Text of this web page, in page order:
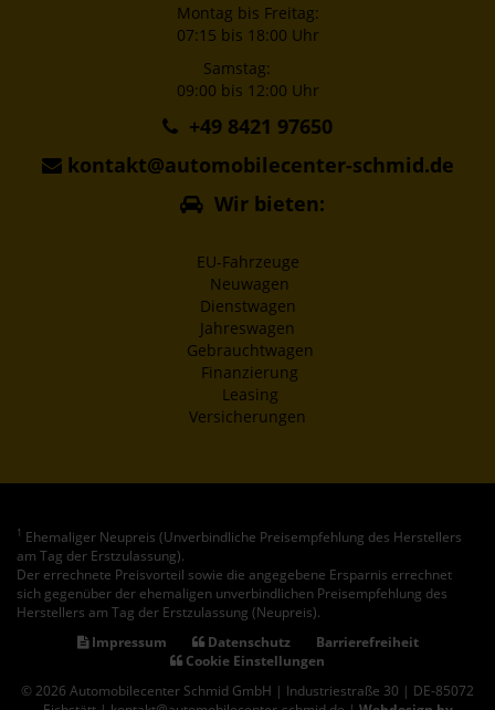
Montag bis Freitag:
07:15 bis 18:00 Uhr
Samstag:
09:00 bis 12:00 Uhr
+49 8421 97650
kontakt@automobilecenter-schmid.de
Wir bieten:
EU-Fahrzeuge
Neuwagen
Dienstwagen
Jahreswagen
Gebrauchtwagen
Finanzierung
Leasing
Versicherungen
1 Ehemaliger Neupreis (Unverbindliche Preisempfehlung des Herstellers
am Tag der Erstzulassung).
Der errechnete Preisvorteil sowie die angegebene Ersparnis errechnet
sich gegenüber der ehemaligen unverbindlichen Preisempfehlung des
Herstellers am Tag der Erstzulassung (Neupreis).
Impressum
Datenschutz
Barrierefreiheit
Cookie Einstellungen
© 2026 Automobilecenter Schmid GmbH | Industriestraße 30 | DE-85072